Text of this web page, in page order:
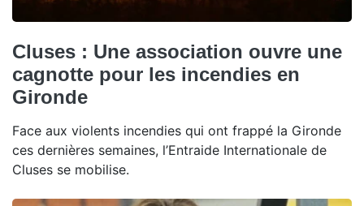
Cluses : Une association ouvre une
cagnotte pour les incendies en
Gironde
Face aux violents incendies qui ont frappé la Gironde
ces dernières semaines, l’Entraide Internationale de
Cluses se mobilise.